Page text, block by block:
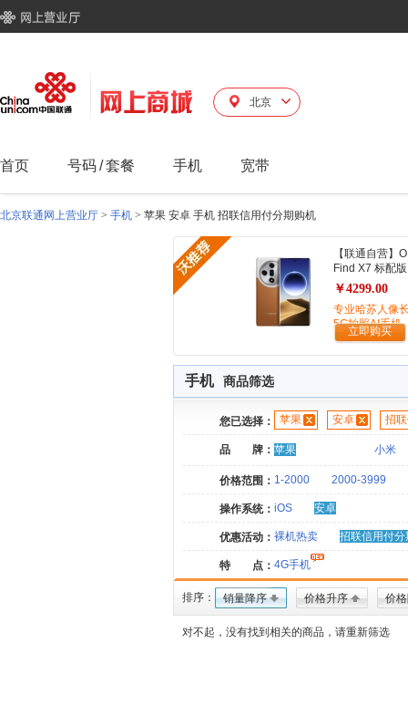
北京
首页 号码/套餐 手机 宽带
北京联通网上营业厅 > 手机 > 苹果 安卓 手机 招联信用付分期购机
【联通自营】
Find X7 标配版
￥4299.00
专业哈苏人像
5G拍照AI手机
立即购买
手机 商品筛选
您已选择： 苹果 安卓 招
品 牌： 苹果 小米
价格范围： 1-2000 2000-3999
操作系统： iOS 安卓
优惠活动： 裸机热卖 招联信用付分
特 点： 4G手机
排序： 销量降序 价格升序 价
对不起，没有找到相关的商品，请重新筛选